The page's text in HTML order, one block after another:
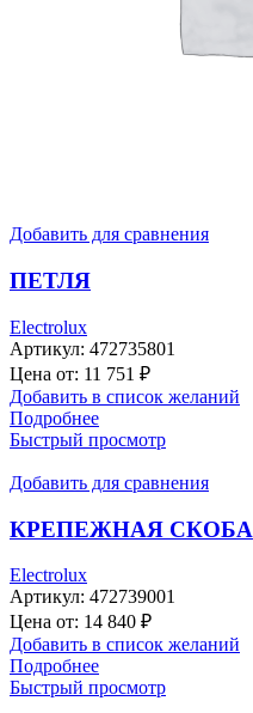
Добавить для сравнения
ПЕТЛЯ
Electrolux
Артикул: 472735801
Цена от: 11 751 ₽
Добавить в список желаний
Подробнее
Быстрый просмотр
Добавить для сравнения
КРЕПЕЖНАЯ СКОБА
Electrolux
Артикул: 472739001
Цена от: 14 840 ₽
Добавить в список желаний
Подробнее
Быстрый просмотр